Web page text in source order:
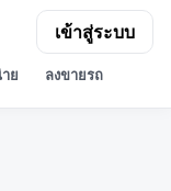
ย ลงขายรถ
เข้าสู่ระบบ